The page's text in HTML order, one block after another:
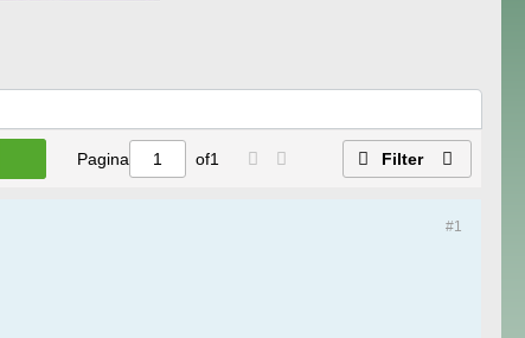
Pagina of1 Filter
#1